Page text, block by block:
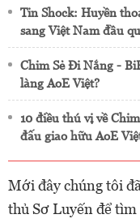
Tin Shock: Huyền
sang Việt Nam đầu
Chim Sẻ Đi Nắng -
làng AoE Việt?
10 điều thú vị về
đấu giao hữu AoE
Mới đây chúng tôi
thủ Sơ Luyến để tìm